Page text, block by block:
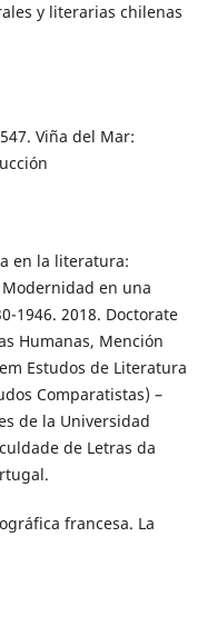
y literarias chilenas
Viña del Mar:
en la literatura:
en una
1946. 2018. Doctorate
Humanas, Mención
Estudos de Literatura
Comparatistas) –
de la Universidad
de Letras da
francesa. La